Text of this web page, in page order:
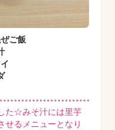
ご飯
た☆みそ汁には里芋
せるメニューとなり